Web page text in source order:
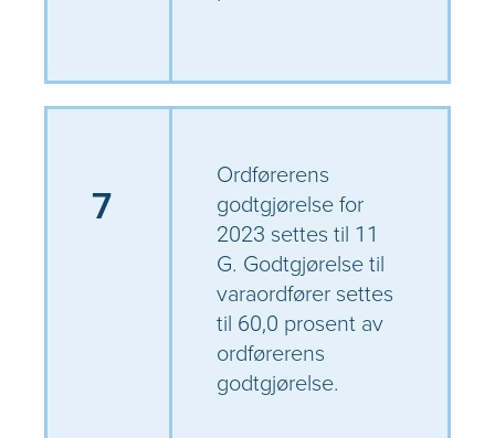
7
Ordførerens
godtgjørelse for
2023 settes til 11
G. Godtgjørelse til
varaordfører settes
til 60,0 prosent av
ordførerens
godtgjørelse.